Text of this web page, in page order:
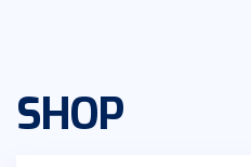
SHOP